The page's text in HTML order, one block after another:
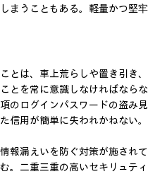
まうこともある。軽量かつ堅牢
とは、車上荒らしや置き引き、
とを常に意識しなければならな
のログインパスワードの盗み見
信用が簡単に失われかねない。
報漏えいを防ぐ対策が施されて
。二重三重の高いセキリュティ